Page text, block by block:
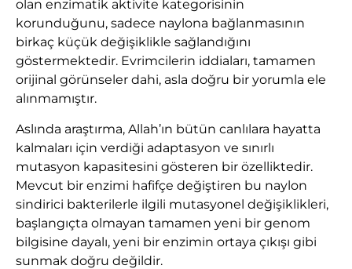
olan enzimatik aktivite kategorisinin
korunduğunu, sadece naylona bağlanmasının
birkaç küçük değişiklikle sağlandığını
göstermektedir. Evrimcilerin iddiaları, tamamen
orijinal görünseler dahi, asla doğru bir yorumla ele
alınmamıştır.
Aslında araştırma, Allah’ın bütün canlılara hayatta
kalmaları için verdiği adaptasyon ve sınırlı
mutasyon kapasitesini gösteren bir özelliktedir.
Mevcut bir enzimi hafifçe değiştiren bu naylon
sindirici bakterilerle ilgili mutasyonel değişiklikleri,
başlangıçta olmayan tamamen yeni bir genom
bilgisine dayalı, yeni bir enzimin ortaya çıkışı gibi
sunmak doğru değildir.